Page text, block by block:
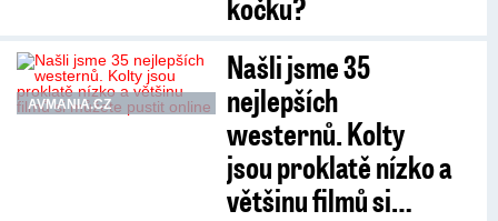
AVMANIA.CZ
Našli jsme 35
nejlepších
westernů. Kolty
jsou proklatě nízko a
většinu filmů si…